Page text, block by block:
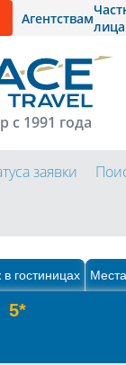
Агентствам
с 1991 года
заявки
гостиницах
5*